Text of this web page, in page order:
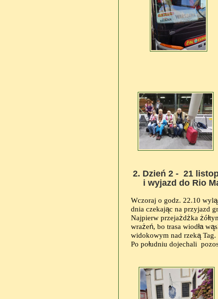
2. Dzień 2 - 21
i wyjazd do Rio
Wczoraj o godz. 22.10 wylą
dnia czekając na przyjazd
Najpierw przejażdżka żół
wrażeń, bo trasa wiodła wą
widokowym nad rzeką Tag.
Po południu dojechali